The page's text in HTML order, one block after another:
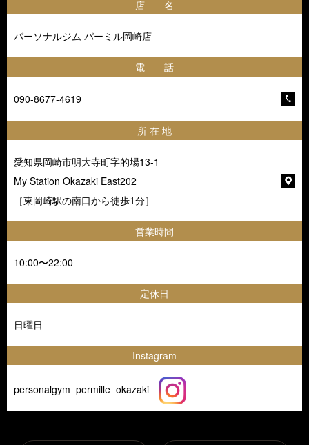
店 名
パーソナルジム パーミル岡崎店
電 話
090-8677-4619
所 在 地
愛知県岡崎市明大寺町字的場13-1
My Station Okazaki East202
［東岡崎駅の南口から徒歩1分］
営業時間
10:00〜22:00
定休日
日曜日
Instagram
personalgym_permille_okazaki